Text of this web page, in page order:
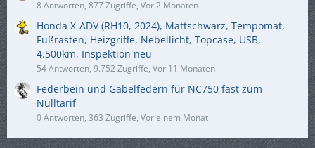
8 Antworten, 877 Zugriffe, Vor 2 Monaten
Honda X-ADV (RH10, 2024), Mattschwarz, Tempomat,
Fußrasten, Heizgriffe, Nebellicht, Topcase, USB,
4.500km, Inspektion neu
54 Antworten, 9.752 Zugriffe, Vor 11 Monaten
Federbein und Gabelfedern für NC750 fast zum
Nulltarif
0 Antworten, 363 Zugriffe, Vor einem Monat